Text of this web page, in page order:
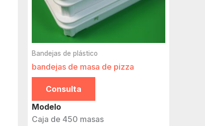
Bandejas de plástico
bandejas de masa de pizza
Consulta
Modelo
Caja de 450 masas